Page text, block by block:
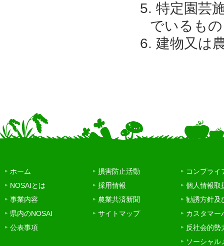
特定園芸
でいるもの
建物又は
ホーム
NOSAIとは
事業内容
県内のNOSAI
公表事項
損害防止活動
採用情報
農業共済新聞
サイトマップ
コンプライ
個人情報取
勧誘方針及
カスタマー
反社会的勢
ソーシャル